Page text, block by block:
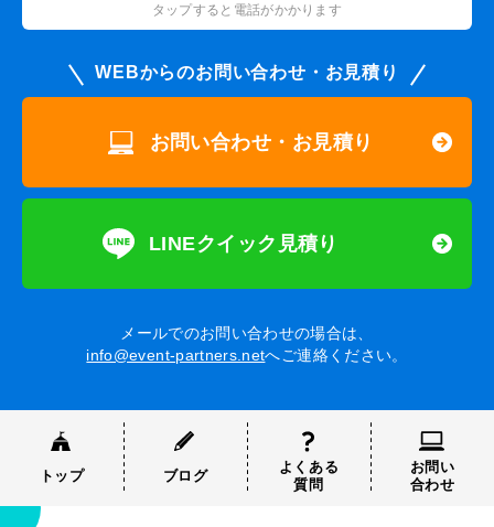
タップすると電話がかかります
WEBからのお問い合わせ・お見積り
お問い合わせ・お見積り
LINEクイック見積り
メールでのお問い合わせの場合は、
info@event-partners.netへご連絡ください。
トップ ブログ
よくある
質問
お問い
合わせ